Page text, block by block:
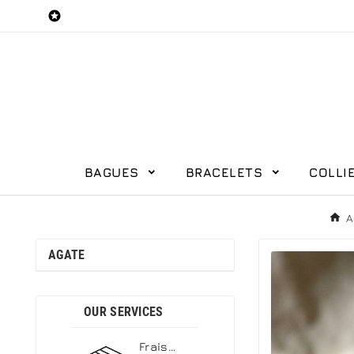

BAGUES BRACELETS
AGATE
OUR SERVICES
Frais